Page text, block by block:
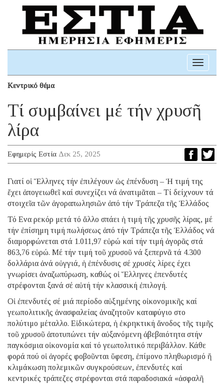
Toggle
Κεντρικό θέμα
Τί συμβαίνει μέ τήν χρυσῆ
λίρα
Εφημερίς Εστία Δεκ 25, 2025
Γιατί οἱ Ἕλληνες τήν ἐπιλέγουν ὡς ἐπένδυση – Ἡ τιμή της
ἔχει ἀπογειωθεῖ καί συνεχίζει νά ἀνατιμᾶται – Τί δείχνουν τά
στοιχεῖα τῶν ἀγοραπωλησιῶν ἀπό τήν Τράπεζα τῆς Ἑλλάδος
Τό Eνα ρεκόρ μετά τό ἄλλο σπάει ἡ τιμή τῆς χρυσῆς λίρας, μέ
τήν ἐπίσημη τιμή πωλήσεως ἀπό τήν Τράπεζα τῆς Ἑλλάδος νά
διαμορφώνεται στά 1.011,97 εὐρώ καί τήν τιμή ἀγορᾶς στά
863,76 εὐρώ. Μέ τήν τιμή τοῦ χρυσοῦ νά ξεπερνᾶ τά 4.300
δολλάρια ἀνά οὐγγιά, ἡ ἐπένδυσις σέ χρυσές λίρες έχει
γνωρίσει ἀναζωπύρωση, καθώς οἱ Ἕλληνες ἐπενδυτές
στρέφονται ξανά σέ αὐτή τήν κλασσική ἐπιλογή.
Οἱ ἐπενδυτές σέ μιά περίοδο αὐξημένης οἰκονομικῆς καί
γεωπολιτικῆς ἀνασφαλείας ἀναζητοῦν καταφύγιο στο
πολύτιμο μέταλλο. Εἰδικώτερα, ἡ ἐκρηκτική ἄνοδος τῆς τιμῆς
τοῦ χρυσοῦ ἀποτυπώνει τήν αὐξανόμενη ἀβεβαιότητα στήν
παγκόσμια οἰκονομία καί τό γεωπολιτικό περιβάλλον. Κάθε
φορά πού οἱ ἀγορές φοβοῦνται ὕφεση, ἐπίμονο πληθωρισμό ἤ
κλιμάκωση πολεμικῶν συγκρούσεων, ἐπενδυτές καί
κεντρικές τράπεζες στρέφονται στά παραδοσιακά «ἀσφαλῆ